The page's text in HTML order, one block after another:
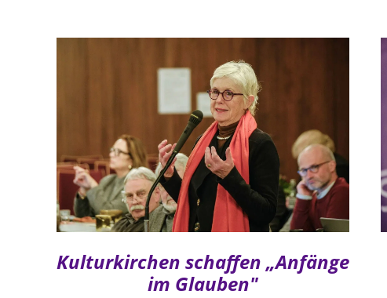
Kulturkirchen schaffen „Anfänge
im Glauben"